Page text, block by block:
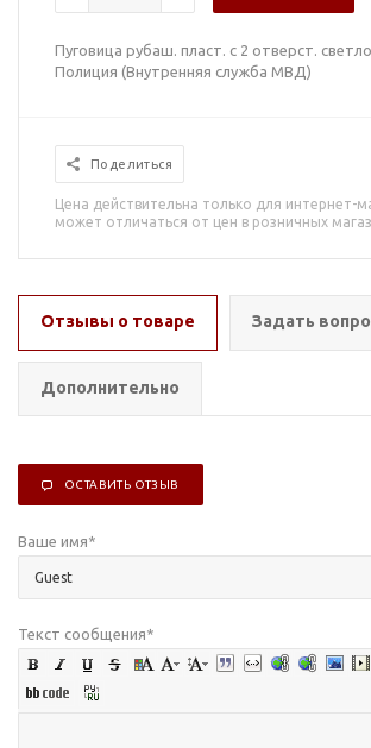
Пуговица рубаш. пласт. с 2 отверст.
Полиция (Внутренняя служба МВД)
Поделиться
Цена действительна только для интернет-
может отличаться от цен в розничных
Отзывы о товаре Задать
Дополнительно
ОСТАВИТЬ ОТЗЫВ
Ваше имя*
Текст сообщения*